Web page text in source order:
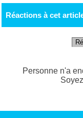
Réactions à cet
Personne n'a